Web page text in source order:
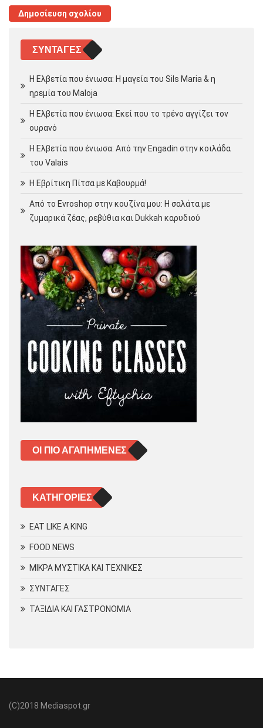
ΣΥΝΤΑΓΈΣ
Η Ελβετία που ένιωσα: Η μαγεία του Sils Maria & η
ηρεμία του Maloja
Η Ελβετία που ένιωσα: Εκεί που το τρένο αγγίζει τον
ουρανό
Η Ελβετία που ένιωσα: Από την Engadin στην κοιλάδα
του Valais
Η Εβρίτικη Πίτσα με Καβουρμά!
Από το Evroshop στην κουζίνα μου: Η σαλάτα με
ζυμαρικά ζέας, ρεβύθια και Dukkah καρυδιού
ΟΙ ΠΙΟ ΑΓΑΠΗΜΈΝΕΣ
KΑΤΗΓΟΡΊΕΣ
EAT LIKE A KING
FOOD NEWS
ΜΙΚΡΑ ΜΥΣΤΙΚΑ ΚΑΙ ΤΕΧΝΙΚΕΣ
ΣΥΝΤΑΓΕΣ
ΤΑΞΙΔΙΑ ΚΑΙ ΓΑΣΤΡΟΝΟΜΙΑ
(C)2018 Μediaspot.gr